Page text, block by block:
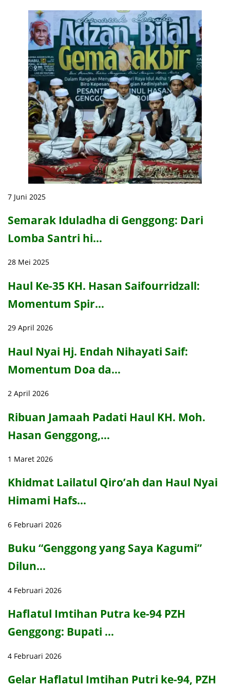
7 Juni 2025
Semarak Iduladha di Genggong: Dari
Lomba Santri hi…
28 Mei 2025
Haul Ke-35 KH. Hasan Saifourridzall:
Momentum Spir…
29 April 2026
Haul Nyai Hj. Endah Nihayati Saif:
Momentum Doa da…
2 April 2026
Ribuan Jamaah Padati Haul KH. Moh.
Hasan Genggong,…
1 Maret 2026
Khidmat Lailatul Qiro’ah dan Haul Nyai
Himami Hafs…
6 Februari 2026
Buku “Genggong yang Saya Kagumi”
Dilun…
4 Februari 2026
Haflatul Imtihan Putra ke-94 PZH
Genggong: Bupati …
4 Februari 2026
Gelar Haflatul Imtihan Putri ke-94, PZH